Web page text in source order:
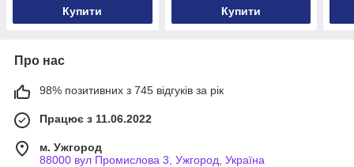
Купити Купити
Про нас
98% позитивних з 745 відгуків за рік
Працює з 11.06.2022
м. Ужгород
88000 вул Промислова 3, Ужгород, Україна